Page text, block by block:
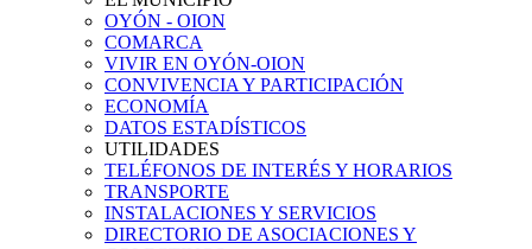
OYÓN - OION
COMARCA
VIVIR EN OYÓN-OION
CONVIVENCIA Y PARTICIPACIÓN
ECONOMÍA
DATOS ESTADÍSTICOS
UTILIDADES
TELÉFONOS DE INTERÉS Y HORARIOS
TRANSPORTE
INSTALACIONES Y SERVICIOS
DIRECTORIO DE ASOCIACIONES Y